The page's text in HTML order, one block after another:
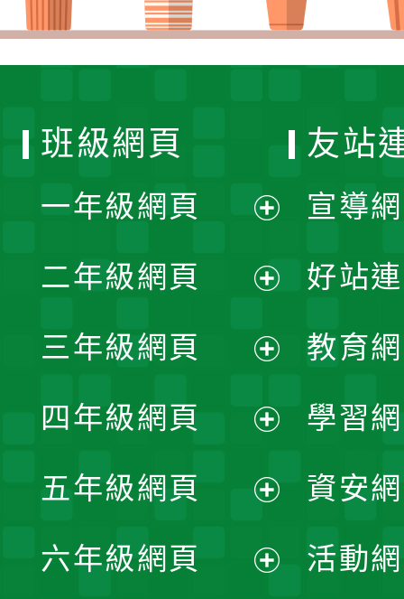
班級網頁
一年級網頁
開
選
單
二年級網頁
開
選
單
三年級網頁
開
選
單
四年級網頁
開
選
五年級網頁
開
六年級網頁
友站
宣導
好站
教育
學習
資安
活動